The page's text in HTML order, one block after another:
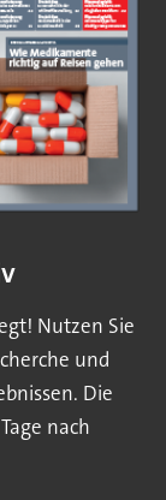
Nutzen Sie
und
Die
nach